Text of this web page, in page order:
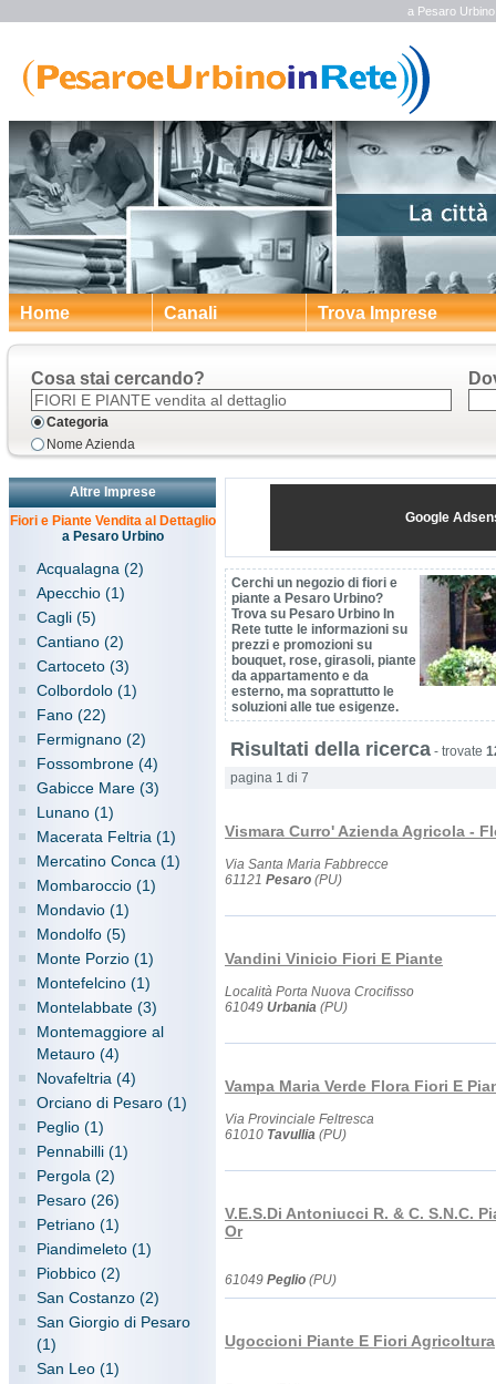
a Pesaro
Home Canali Trova Imprese
Cosa stai cercando?
Categoria
Nome Azienda
Altre Imprese
Fiori e Piante Vendita al Dettaglio
a Pesaro Urbino
Acqualagna (2)
Apecchio (1)
Cagli (5)
Cantiano (2)
Cartoceto (3)
Colbordolo (1)
Fano (22)
Fermignano (2)
Fossombrone (4)
Gabicce Mare (3)
Lunano (1)
Macerata Feltria (1)
Mercatino Conca (1)
Mombaroccio (1)
Mondavio (1)
Mondolfo (5)
Monte Porzio (1)
Montefelcino (1)
Montelabbate (3)
Montemaggiore al
Metauro (4)
Novafeltria (4)
Orciano di Pesaro (1)
Peglio (1)
Pennabilli (1)
Pergola (2)
Pesaro (26)
Petriano (1)
Piandimeleto (1)
Piobbico (2)
San Costanzo (2)
San Giorgio di Pesaro
(1)
San Leo (1)
Google
Cerchi un negozio di fiori e
piante a Pesaro Urbino?
Trova su Pesaro Urbino In
Rete tutte le informazioni su
prezzi e promozioni su
bouquet, rose, girasoli, piante
da appartamento e da
esterno, ma soprattutto le
soluzioni alle tue esigenze.
Risultati della ricerca - trovate
pagina 1 di 7
Vismara Curro' Azienda Agricola -
Via Santa Maria Fabbrecce
61121 Pesaro (PU)
Vandini Vinicio Fiori E Piante
Località Porta Nuova Crocifisso
61049 Urbania (PU)
Vampa Maria Verde Flora Fiori E
Via Provinciale Feltresca
61010 Tavullia (PU)
V.E.S.Di Antoniucci R. & C. S.N.C.
Or
61049 Peglio (PU)
Ugoccioni Piante E Fiori Agricoltura